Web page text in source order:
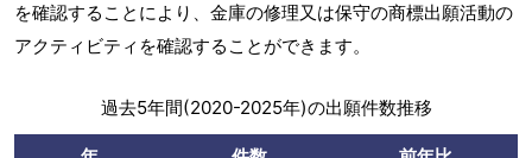
を確認することにより、金庫の修理又は保守の商標出願活動の
アクティビティを確認することができます。
過去5年間(2020-2025年)の出願件数推移